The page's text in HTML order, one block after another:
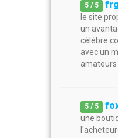
5 / 5
le site
un
célèbre
avec un
amateurs
5 / 5
une